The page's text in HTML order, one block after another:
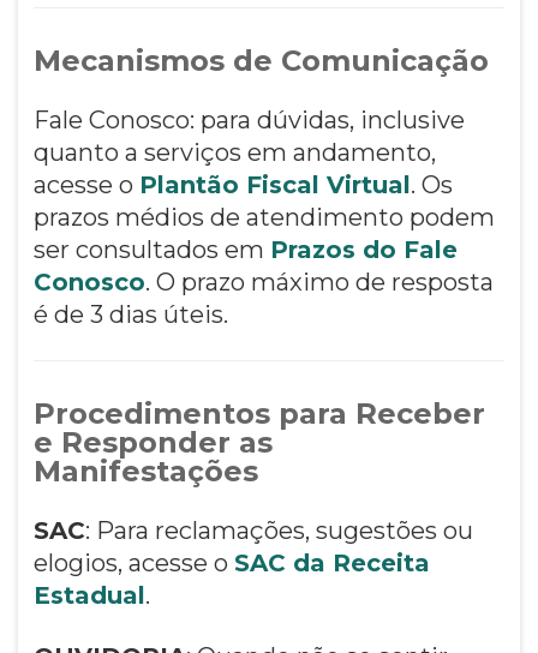
Mecanismos de Comunicação
Fale Conosco: para dúvidas, inclusive
quanto a serviços em andamento,
acesse o Plantão Fiscal Virtual. Os
prazos médios de atendimento podem
ser consultados em Prazos do Fale
Conosco. O prazo máximo de resposta
é de 3 dias úteis.
Procedimentos para Receber
e Responder as
Manifestações
SAC: Para reclamações, sugestões ou
elogios, acesse o SAC da Receita
Estadual.